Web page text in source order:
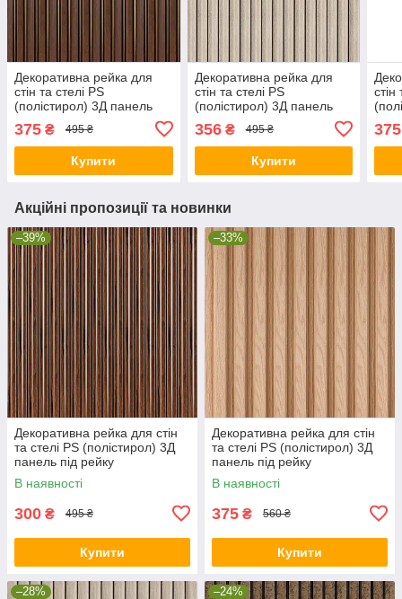
Декоративна рейка для
стін та стелі PS
(полістирол) 3Д панель
під рейку 2900х120х12мм
Темний горіх із золотом
(SW-00002131)
375 ₴ 495 ₴
Купити
Декоративна рейка для
стін та стелі PS
(полістирол) 3Д панель
під рейку 2900х120х12мм
Сріблястий дуб (SW-
00002143)
356₴ 495 ₴
Купити
стін
375
Акційні пропозиції та новинки
–39%
Декоративна рейка для стін
та стелі PS (полістирол) 3Д
панель під рейку
2900х120х12мм Бронзовий
венге (SW-00002144)
В наявності
300 ₴ 495 ₴
Купити
–33%
Декоративна рейка для стін
та стелі PS (полістирол) 3Д
панель під рейку
2900х120х20мм Бук (SW-
00002145)
В наявності
375 ₴ 560 ₴
Купити
–28% –24%